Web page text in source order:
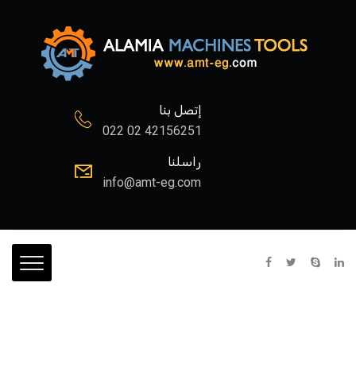
إتصل بنا
022 02 42156251
راسلنا
info@amt-eg.com